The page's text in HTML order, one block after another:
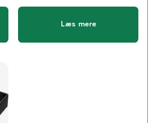
Læs mere